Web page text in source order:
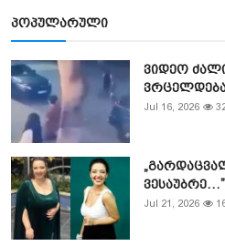
პოპულარული
ვიდეო
Jul 16, 2026
ვესაუბრე…”
Jul 21, 2026